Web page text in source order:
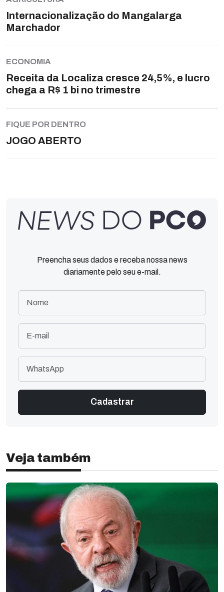
Internacionalização do Mangalarga
Marchador
ECONOMIA
Receita da Localiza cresce 24,5%, e lucro
chega a R$ 1 bi no trimestre
FIQUE POR DENTRO
JOGO ABERTO
Preencha seus dados e receba nossa news
diariamente pelo seu e-mail.
Veja também